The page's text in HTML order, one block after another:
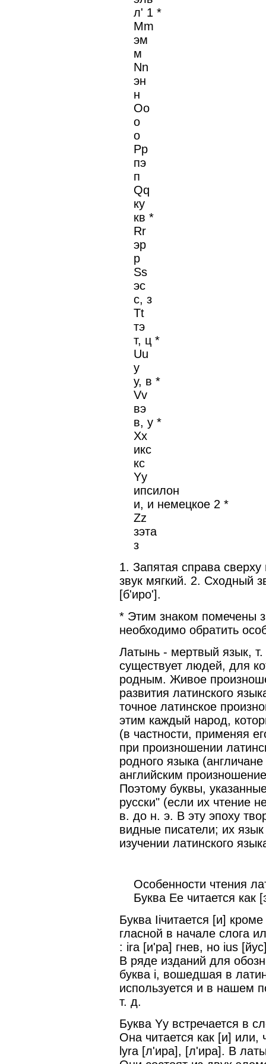
л' 1 *
Mm
эм
м
Nn
эн
н
Oo
о
о
Pp
пэ
п
Qq
ку
кв *
Rr
эр
р
Ss
эс
с, з
Tt
тэ
т, ц *
Uu
у
у, в *
Vv
вэ
в, у *
Xx
икс
кс
Yy
ипсилон
и, и немецкое 2 *
Zz
зэта
з
1. Запятая справа сверху
звук мягкий. 2. Сходный
[б'иро'].
* Этим знаком помечены
необходимо обратить
Латынь - мертвый язык,
существует людей, для
родным. Живое
развития латинского
точное латинское
этим каждый народ,
(в частности, применяя
при произношении
родного языка
английским
Поэтому буквы,
русски" (если их чтение
в. до н. э. В эту эпоху
видные писатели; их
изучении латинского
Особенности чтения
Буква Ee читается как
Буква Iiчитается [и]
гласной в начале слога
: ira [и'ра] гнев, но ius
В ряде изданий для
буква i, вошедшая в
используется и в нашем
т. д.
Буква Yy встречается в
Она читается как [и] или,
lyra [л'ира], [л'ира]. В